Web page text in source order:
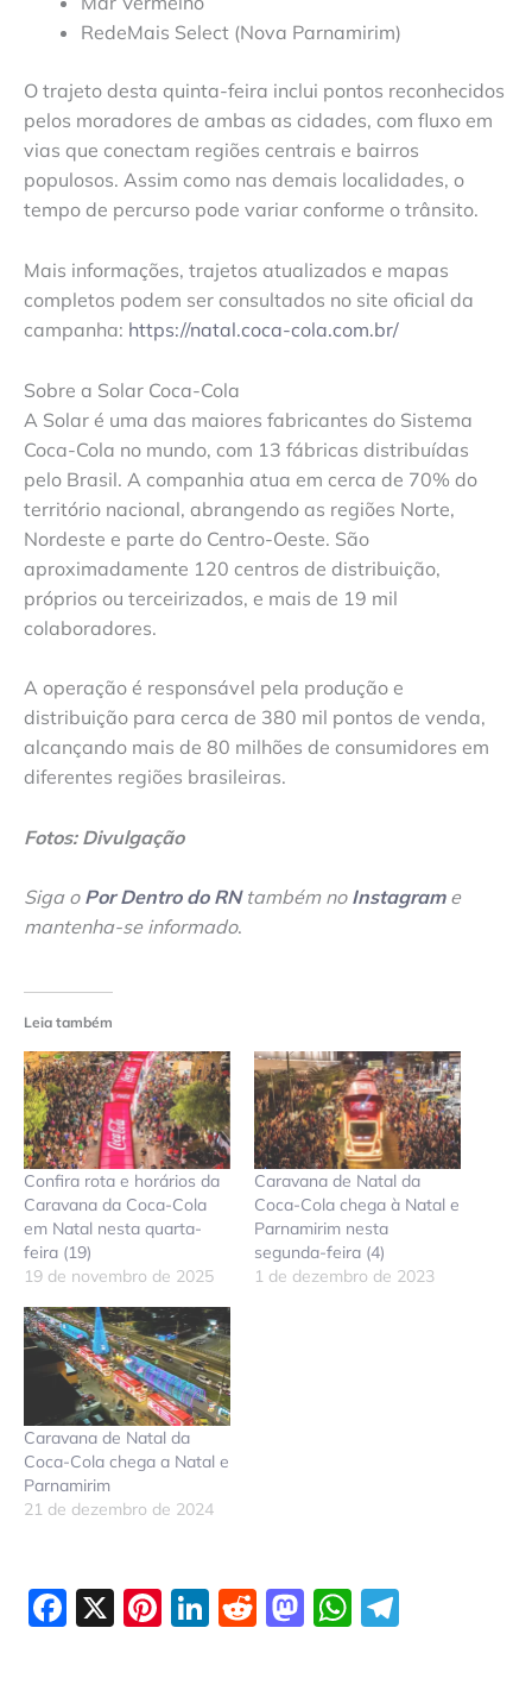
RedeMais Select (Nova Parnamirim)
O trajeto desta quinta-feira inclui pontos reconhecidos
pelos moradores de ambas as cidades, com fluxo em
vias que conectam regiões centrais e bairros
populosos. Assim como nas demais localidades, o
tempo de percurso pode variar conforme o trânsito.
Mais informações, trajetos atualizados e mapas
completos podem ser consultados no site oficial da
campanha: https://natal.coca-cola.com.br/
Sobre a Solar Coca-Cola
A Solar é uma das maiores fabricantes do Sistema
Coca-Cola no mundo, com 13 fábricas distribuídas
pelo Brasil. A companhia atua em cerca de 70% do
território nacional, abrangendo as regiões Norte,
Nordeste e parte do Centro-Oeste. São
aproximadamente 120 centros de distribuição,
próprios ou terceirizados, e mais de 19 mil
colaboradores.
A operação é responsável pela produção e
distribuição para cerca de 380 mil pontos de venda,
alcançando mais de 80 milhões de consumidores em
diferentes regiões brasileiras.
Fotos: Divulgação
Siga o Por Dentro do RNtambém no Instagrame
mantenha-se informado.
Leia também
Confira rota e horários da
Caravana da Coca-Cola
em Natal nesta quarta-
feira (19)
19 de novembro de 2025
Caravana de Natal da
Coca-Cola chega à Natal e
Parnamirim nesta
segunda-feira (4)
1 de dezembro de 2023
Caravana de Natal da
Coca-Cola chega a Natal e
Parnamirim
21 de dezembro de 2024
Facebook
X Pinterest
LinkedIn
Reddit
Mastodon